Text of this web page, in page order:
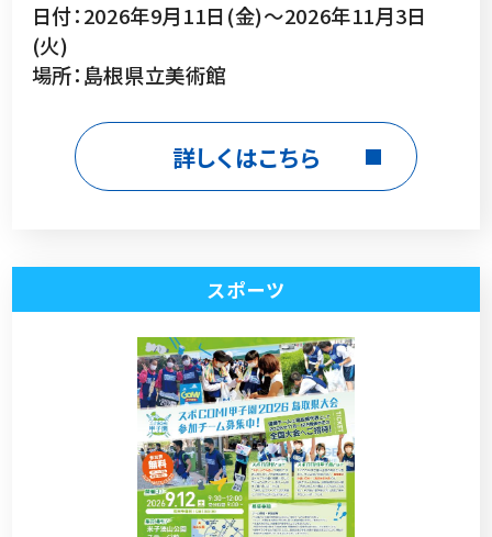
日付：2026年9月11日(金)～2026年11月3日
(火)
場所：島根県立美術館
詳しくはこちら
スポーツ